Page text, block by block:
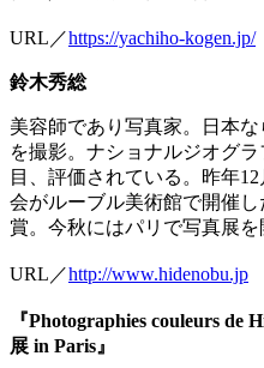
URL／https://yachiho-kogen.jp/
鈴木秀総
美容師であり写真家。日本
を撮影。ナショナルジオグ
目、評価されている。昨年
会がルーブル美術館で開催
賞。今秋にはパリで写真展を
URL／http://www.hidenobu.jp
『Photographies couleurs de
展 in Paris』